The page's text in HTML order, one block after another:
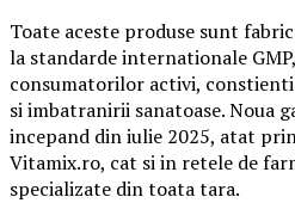
Toate aceste produse sunt
la standarde internationale
consumatorilor activi,
si imbatranirii sanatoase. Noua
incepand din iulie 2025, atat
Vitamix.ro, cat si in retele de
specializate din toata tara.